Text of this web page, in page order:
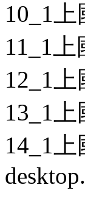
10_1
11_1
12_1
13_1
14_1